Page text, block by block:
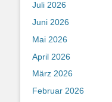
Juli 2026
Juni 2026
Mai 2026
April 2026
März 2026
Februar 2026